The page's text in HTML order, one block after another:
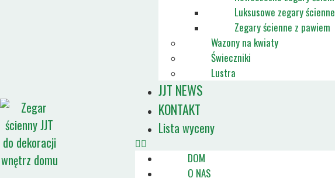
Luksusowe zegary ścienne
Zegary ścienne z pawiem
Wazony na kwiaty
Świeczniki
Lustra
JJT NEWS
KONTAKT
Lista wyceny
DOM
O NAS